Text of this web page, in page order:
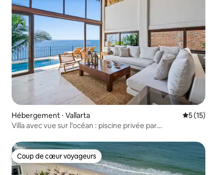
Hébergement ⋅ Vallarta
5 (15)
Villa avec vue sur l’océan : piscine privée par
Coup de cœur voyageurs
Coup de cœur voyageurs